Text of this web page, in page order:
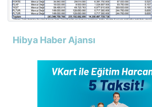
Hibya Haber Ajansı